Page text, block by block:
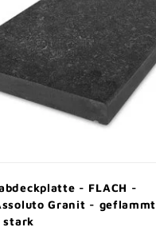
- FLACH -
Granit - geflammt
stark